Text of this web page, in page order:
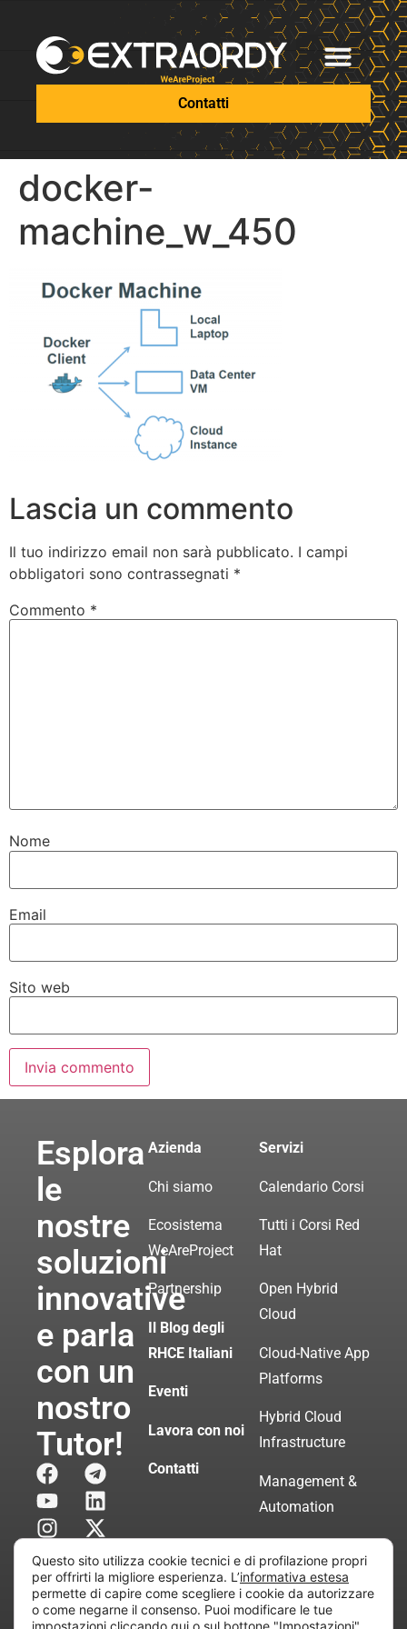
Contatti
docker-
machine_w_450
Lascia un commento
Il tuo indirizzo email non sarà pubblicato. I campi
obbligatori sono contrassegnati *
Commento *
Nome
Email
Sito web
Esplora
le
nostre
soluzioni
innovative
e parla
con un
nostro
Tutor!
Azienda
Chi siamo
Ecosistema
WeAreProject
Partnership
Il Blog degli
RHCE Italiani
Eventi
Lavora con noi
Contatti
Servizi
Calendario Corsi
Tutti i Corsi Red
Hat
Open Hybrid
Cloud
Cloud-Native App
Platforms
Hybrid Cloud
Infrastructure
Management &
Automation
Servizi di
Consulenza
Certificata
Questo sito utilizza cookie tecnici e di profilazione propri
per offrirti la migliore esperienza. L’informativa estesa
permette di capire come scegliere i cookie da autorizzare
o come negarne il consenso. Puoi modificare le tue
impostazioni cliccando qui o sul bottone "Impostazioni"